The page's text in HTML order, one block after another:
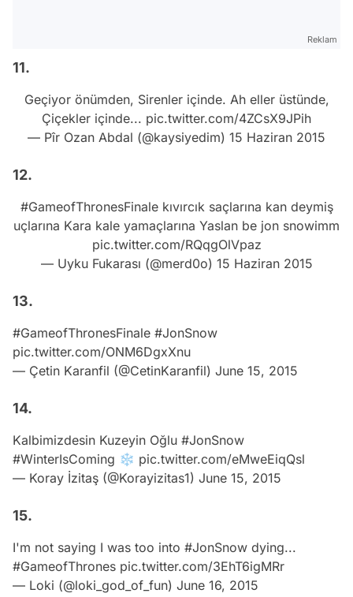
Reklam
11.
Geçiyor önümden, Sirenler içinde. Ah eller üstünde,
Çiçekler içinde... pic.twitter.com/4ZCsX9JPih
— Pîr Ozan Abdal (@kaysiyedim) 15 Haziran 2015
12.
#GameofThronesFinalekıvırcık saçlarına kan deymiş
uçlarına Kara kale yamaçlarına Yaslan be jon snowimm
pic.twitter.com/RQqgOlVpaz
— Uyku Fukarası (@merd0o) 15 Haziran 2015
13.
#GameofThronesFinale #JonSnow
pic.twitter.com/ONM6DgxXnu
— Çetin Karanfil (@CetinKaranfil) June 15, 2015
14.
Kalbimizdesin Kuzeyin Oğlu #JonSnow
#WinterIsComing ❄️ pic.twitter.com/eMweEiqQsl
— Koray İzitaş (@Korayizitas1) June 15, 2015
15.
I'm not saying I was too into #JonSnow dying...
#GameofThrones pic.twitter.com/3EhT6igMRr
— Loki (@loki_god_of_fun) June 16, 2015